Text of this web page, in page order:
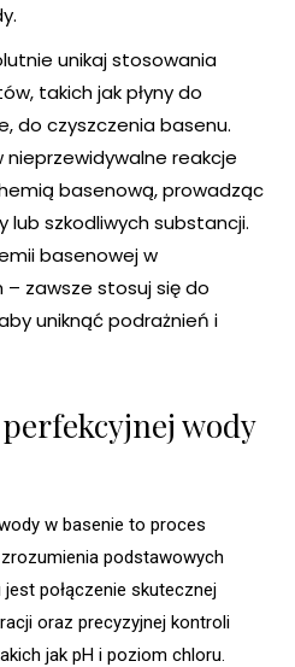
unikaj stosowania
takich jak płyny do
do czyszczenia basenu.
reakcje
basenową, prowadząc
szkodliwych substancji.
basenowej w
zawsze stosuj się do
uniknąć podrażnień i
wody
w basenie to proces
podstawowych
połączenie skutecznej
oraz precyzyjnej kontroli
jak pH i poziom chloru.